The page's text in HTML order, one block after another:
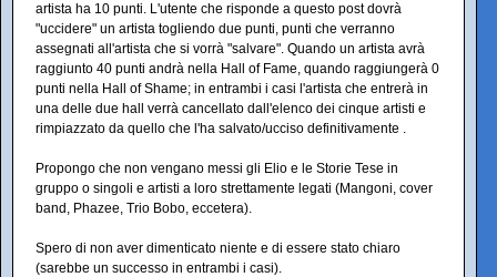
artista ha 10 punti. L'utente che risponde a questo post dovrà
"uccidere" un artista togliendo due punti, punti che verranno
assegnati all'artista che si vorrà "salvare". Quando un artista avrà
raggiunto 40 punti andrà nella Hall of Fame, quando raggiungerà 0
punti nella Hall of Shame; in entrambi i casi l'artista che entrerà in
una delle due hall verrà cancellato dall'elenco dei cinque artisti e
rimpiazzato da quello che l'ha salvato/ucciso definitivamente .
Propongo che non vengano messi gli Elio e le Storie Tese in
gruppo o singoli e artisti a loro strettamente legati (Mangoni, cover
band, Phazee, Trio Bobo, eccetera).
Spero di non aver dimenticato niente e di essere stato chiaro
(sarebbe un successo in entrambi i casi).